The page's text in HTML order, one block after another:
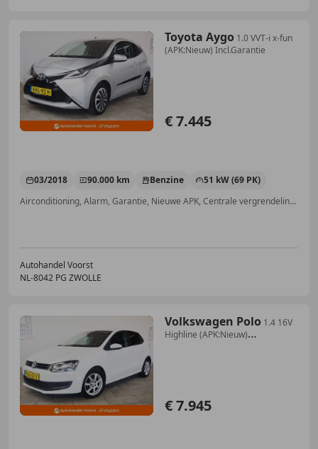
Toyota Aygo 1.0 VVT-i x-fun
(APK:Nieuw) Incl.Garantie
€ 7.445
03/2018 90.000 km Benzine
51 kW (69 PK)
Airconditioning, Alarm, Garantie, Nieuwe APK, Centrale vergrendeling, Centrale deurvergrendeling met afstandsbediening, Airbag passagier, Elektrische ramen
Autohandel Voorst
NL-8042 PG ZWOLLE
Volkswagen Polo 1.4 16V
Highline (APK:Nieuw)
€ 7.945